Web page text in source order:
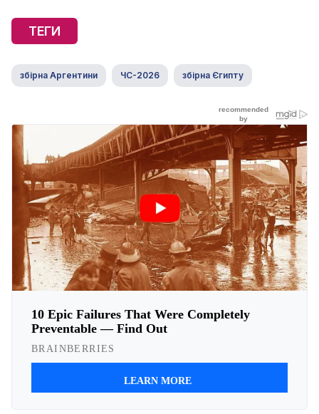
ТЕГИ
збірна Аргентини ЧС-2026 збірна Єгипту